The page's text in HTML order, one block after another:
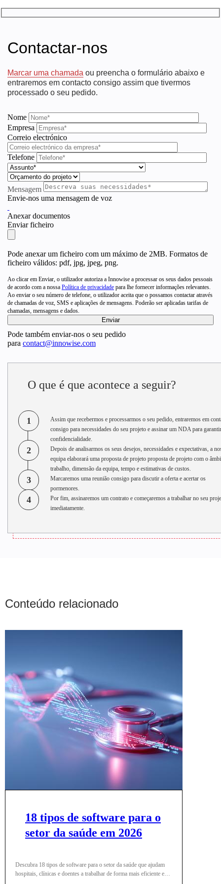
Contactar-nos
Marcar uma chamada ou preencha o formulário abaixo e
entraremos em contacto consigo assim que tivermos
processado o seu pedido.
Nome
Empresa
Correio electrónico
Telefone
Mensagem
Envie-nos uma mensagem de voz
Anexar documentos
Enviar ficheiro
Pode anexar um ficheiro com um máximo de 2MB. Formatos de
ficheiro válidos: pdf, jpg, jpeg, png.
Ao clicar em Enviar, o utilizador autoriza a Innowise a processar os seus dados pessoais
de acordo com a nossa Política de privacidade para lhe fornecer informações relevantes.
Ao enviar o seu número de telefone, o utilizador aceita que o possamos contactar através
de chamadas de voz, SMS e aplicações de mensagens. Poderão ser aplicadas tarifas de
chamadas, mensagens e dados.
Pode também enviar-nos o seu pedido
para contact@innowise.com
O que é que acontece a seguir?
1
Assim que recebermos e processarmos o seu pedido, entraremos em
consigo para necessidades do seu projeto e assinar um NDA para
confidencialidade.
2
Depois de analisarmos os seus desejos, necessidades e expectativas, a
equipa elaborará uma proposta de projeto proposta de projeto com o
trabalho, dimensão da equipa, tempo e estimativas de custos.
3
Marcaremos uma reunião consigo para discutir a oferta e acertar os
pormenores.
4
Por fim, assinaremos um contrato e começaremos a trabalhar no seu
imediatamente.
Conteúdo relacionado
18 tipos de software para o
setor da saúde em 2026
Descubra 18 tipos de software para o setor da saúde que ajudam
hospitais, clínicas e doentes a trabalhar de forma mais eficiente em